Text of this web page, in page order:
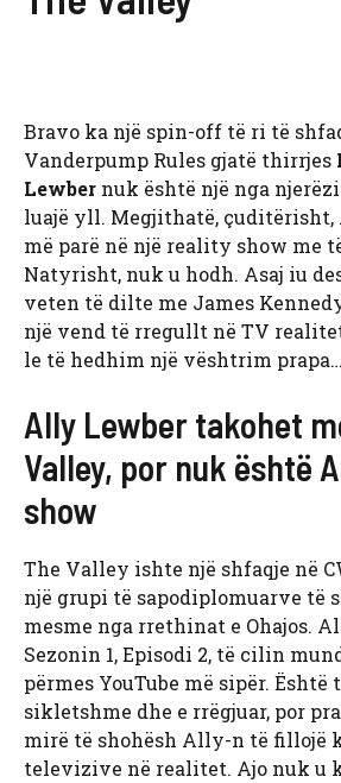
Bravo ka një spin-off të ri të
Vanderpump Rules gjatë thirrjes
Lewber nuk është një nga
luajë yll. Megjithatë,
më parë në një reality show me
Natyrisht, nuk u hodh. Asaj iu
veten të dilte me James
një vend të rregullt në TV
le të hedhim një vështrim prapa…
Ally Lewber takohet
Valley, por nuk është
show
The Valley ishte një shfaqje në
një grupi të sapodiplomuarve të
mesme nga rrethinat e Ohajos.
Sezonin 1, Episodi 2, të cilin
përmes YouTube më sipër. Është
sikletshme dhe e rrëgjuar, por
mirë të shohësh Ally-n të fillojë
televizive në realitet. Ajo nuk u